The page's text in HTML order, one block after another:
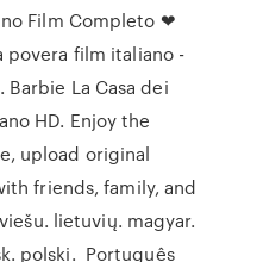
Film Completo ❤
povera film italiano -
Barbie La Casa dei
HD. Enjoy the
upload original
friends, family, and
‪lietuvių‬. ‪magyar‬.
‪polski‬. ‪ Português